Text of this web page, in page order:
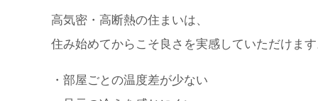
高気密・高断熱の住まいは、
住み始めてからこそ良さを実感していただけま
・部屋ごとの温度差が少ない